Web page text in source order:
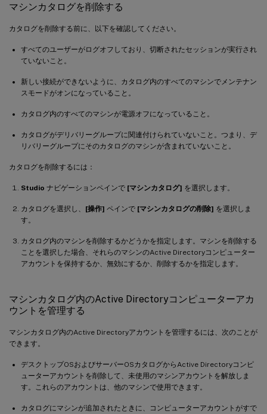
マシンカタログを削除する
カタログを削除する前に、以下を確認してください。
すべてのユーザーがログオフしており、切断されたセッションが実行され
ていないこと。
新しい接続ができないように、カタログ内のすべてのマシンでメンテナン
スモードがオンになっていること。
カタログ内のすべてのマシンが電源オフになっていること。
カタログがデリバリーグループに関連付けられていないこと。つまり、デ
リバリーグループにそのカタログのマシンが含まれていないこと。
カタログを削除するには：
Studio ナビゲーションペインで [マシンカタログ] を選択します。
カタログを選択し、 [操作] ペインで [マシンカタログの削除] を選択しま
す。
カタログ内のマシンを削除するかどうかを指定します。マシンを削除する
ことを選択した場合、それらのマシンのActive Directoryコンピューター
アカウントを保持するか、無効にするか、削除するかを指定します。
マシンカタログ内のActive Directoryコンピューターアカ
ウントを管理する
マシンカタログ内のActive Directoryアカウントを管理するには、次のことが
できます。
デスクトップOSおよびサーバーOSカタログからActive Directoryコンピ
ューターアカウントを削除して、未使用のマシンアカウントを解放しま
す。これらのアカウントは、他のマシンで使用できます。
カタログにマシンが追加されたときに、コンピューターアカウントがすで